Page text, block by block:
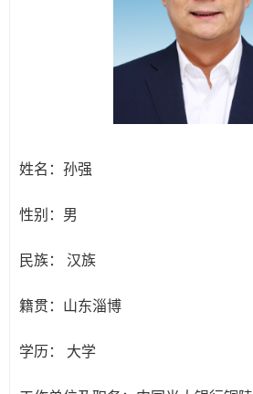
姓名： 孙强
性别： 男
民族： 汉族
籍贯： 山东淄博
学历： 大学